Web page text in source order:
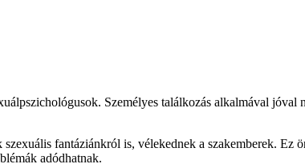
Személyes találkozás alkalmával jóval
fantáziánkról is, vélekednek a szakemberek. Ez
adódhatnak.